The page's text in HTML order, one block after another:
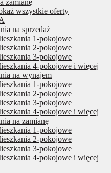
zamianę
wszystkie oferty
na sprzedaż
1-pokojowe
2-pokojowe
3-pokojowe
4-pokojowe i więcej
na wynajem
1-pokojowe
2-pokojowe
3-pokojowe
4-pokojowe i więcej
na zamianę
1-pokojowe
2-pokojowe
3-pokojowe
4-pokojowe i więcej